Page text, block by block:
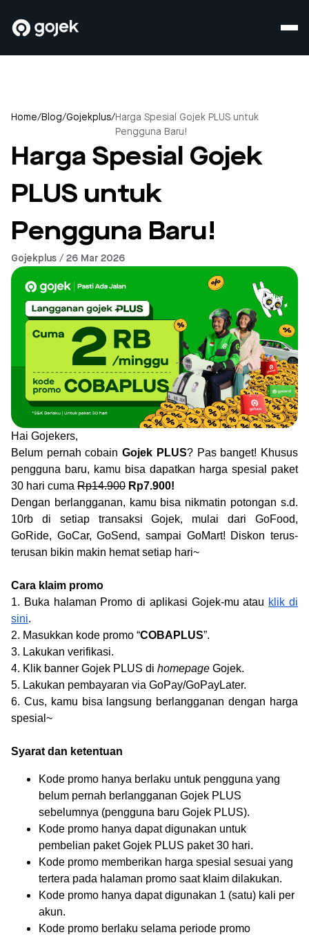
Home/Blog/Gojekplus/Harga Spesial Gojek PLUS untuk
Pengguna Baru!
Harga Spesial Gojek
PLUS untuk
Pengguna Baru!
Gojekplus / 26 Mar 2026
Hai Gojekers,
Belum pernah cobainGojek PLUS? Pas banget! Khusus
pengguna baru, kamu bisa dapatkan harga spesial paket
30 hari cuma Rp14.900 Rp7.900!
Dengan berlangganan, kamu bisa nikmatin potongan s.d.
10rb di setiap transaksi Gojek, mulai dari GoFood,
GoRide, GoCar, GoSend, sampai GoMart! Diskon terus-
terusan bikin makin hemat setiap hari~
Cara klaim promo
1. Buka halaman Promo di aplikasi Gojek-mu atau klik di
sini.
2. Masukkan kode promo “COBAPLUS”.
3. Lakukan verifikasi.
4. Klik banner Gojek PLUS di homepage Gojek.
5. Lakukan pembayaran via GoPay/GoPayLater.
6. Cus, kamu bisa langsung berlangganan dengan harga
spesial~
Syarat dan ketentuan
Kode promo hanya berlaku untuk pengguna yang
belum pernah berlangganan Gojek PLUS
sebelumnya (pengguna baru Gojek PLUS).
Kode promo hanya dapat digunakan untuk
pembelian paket Gojek PLUS paket 30 hari.
Kode promo memberikan harga spesial sesuai yang
tertera pada halaman promo saat klaim dilakukan.
Kode promo hanya dapat digunakan 1 (satu) kali per
akun.
Kode promo berlaku selama periode promo